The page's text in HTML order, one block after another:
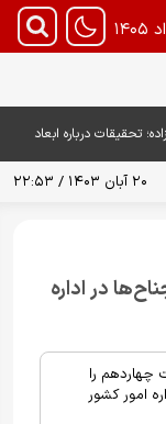
تحقیقات درباره ابعاد
۲۰ آبان ۱۴۰۳ / ۲۲:۵۳
در اداره
چهاردهم را
امور کشور